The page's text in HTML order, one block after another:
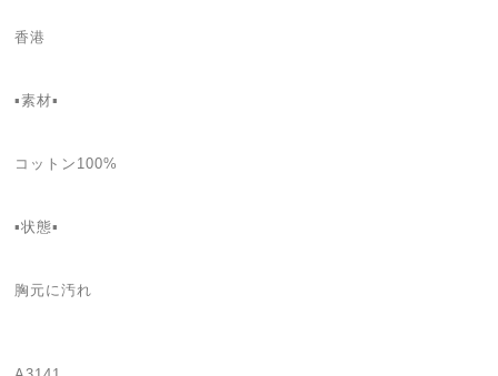
香港
▪️素材▪️
コットン100%
▪️状態▪️
胸元に汚れ